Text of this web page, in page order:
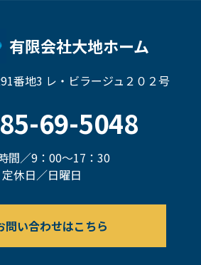
有限会社大地ホーム
番地3 レ・ビラージュ２０２号
69-5048
間／9：00～17：30
定休日／日曜日
問い合わせはこちら